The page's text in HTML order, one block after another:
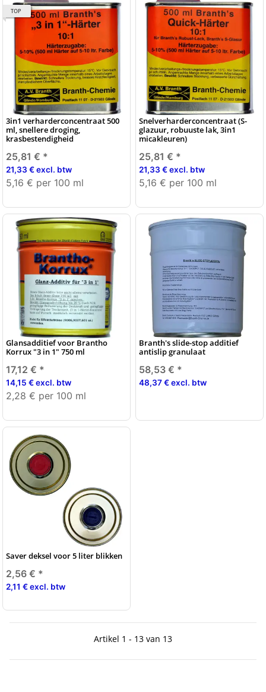
TOP
3in1 verharderconcentraat 500
ml, snellere droging,
krasbestendigheid
25,81 € *
21,33 € excl. btw
5,16 € per 100 ml
Snelverharderconcentraat (S-
glazuur, robuuste lak, 3in1
micakleuren)
25,81 € *
21,33 € excl. btw
5,16 € per 100 ml
Glansadditief voor Brantho
Korrux "3 in 1" 750 ml
17,12 € *
14,15 € excl. btw
2,28 € per 100 ml
Branth's slide-stop additief
antislip granulaat
58,53 € *
48,37 € excl. btw
Saver deksel voor 5 liter blikken
2,56 € *
2,11 € excl. btw
Artikel 1 - 13 van 13